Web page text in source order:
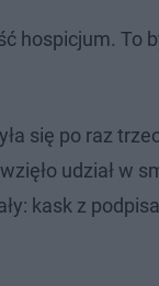
hospicjum. To
się po raz
udział w
kask z